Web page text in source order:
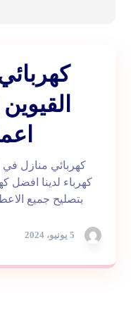
5 يونيو، 2024
كهرباء لدينا افضل
بتصليح جميع